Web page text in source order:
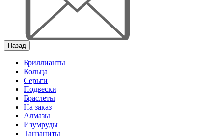
Назад
Бриллианты
Кольца
Серьги
Подвески
Браслеты
На заказ
Алмазы
Изумруды
Танзаниты